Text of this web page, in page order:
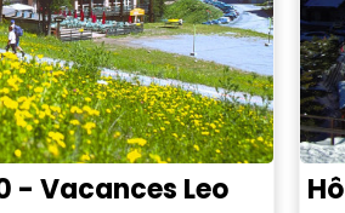
- Vacances Leo